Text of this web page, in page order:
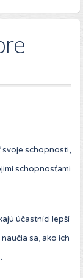
svoje schopnosti,
schopnosťami
účastníci lepší
sa, ako ich